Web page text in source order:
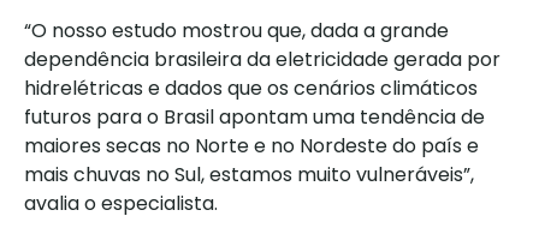
“O nosso estudo mostrou que, dada a grande
dependência brasileira da eletricidade gerada por
hidrelétricas e dados que os cenários climáticos
futuros para o Brasil apontam uma tendência de
maiores secas no Norte e no Nordeste do país e
mais chuvas no Sul, estamos muito vulneráveis”,
avalia o especialista.